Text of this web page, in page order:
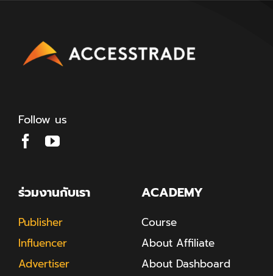
Follow us
ร่วมงานกับเรา
Publisher
Influencer
Advertiser
ACADEMY
Course
About Affiliate
About Dashboard